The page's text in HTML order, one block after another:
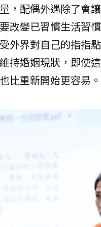
，配偶外遇除了會
改變已習慣生活習
外界對自己的指指
持婚姻現狀，即使
比重新開始更容易。